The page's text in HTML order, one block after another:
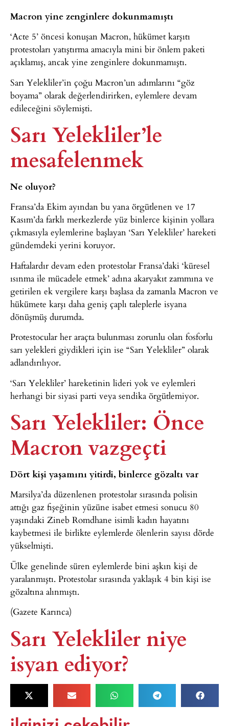
Macron yine zenginlere dokunmamıştı
‘Acte 5’ öncesi konuşan Macron, hükümet karşıtı
protestoları yatıştırma amacıyla mini bir önlem paketi
açıklamış, ancak yine zenginlere dokunmamıştı.
Sarı Yelekliler’in çoğu Macron’un adımlarını “göz
boyama” olarak değerlendirirken, eylemlere devam
edileceğini söylemişti.
Sarı Yelekliler’le
mesafelenmek
Ne oluyor?
Fransa’da Ekim ayından bu yana örgütlenen ve 17
Kasım’da farklı merkezlerde yüz binlerce kişinin yollara
çıkmasıyla eylemlerine başlayan ‘Sarı Yelekliler’ hareketi
gündemdeki yerini koruyor.
Haftalardır devam eden protestolar Fransa’daki ‘küresel
ısınma ile mücadele etmek’ adına akaryakıt zammına ve
getirilen ek vergilere karşı başlasa da zamanla Macron ve
hükümete karşı daha geniş çaplı taleplerle isyana
dönüşmüş durumda.
Protestocular her araçta bulunması zorunlu olan fosforlu
sarı yelekleri giydikleri için ise “Sarı Yelekliler” olarak
adlandırılıyor.
‘Sarı Yelekliler’ hareketinin lideri yok ve eylemleri
herhangi bir siyasi parti veya sendika örgütlemiyor.
Sarı Yelekliler: Önce
Macron vazgeçti
Dört kişi yaşamını yitirdi, binlerce gözaltı var
Marsilya’da düzenlenen protestolar sırasında polisin
attığı gaz fişeğinin yüzüne isabet etmesi sonucu 80
yaşındaki Zineb Romdhane isimli kadın hayatını
kaybetmesi ile birlikte eylemlerde ölenlerin sayısı dörde
yükselmişti.
Ülke genelinde süren eylemlerde bini aşkın kişi de
yaralanmıştı. Protestolar sırasında yaklaşık 4 bin kişi ise
gözaltına alınmıştı.
(Gazete Karınca)
Sarı Yelekliler niye
isyan ediyor?